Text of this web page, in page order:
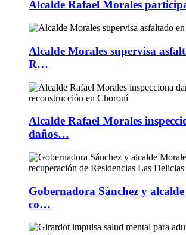
Alcalde Rafael Morales
Alcalde Morales supervisa
R…
Alcalde Rafael Morales
daños…
Gobernadora Sánchez y
co…